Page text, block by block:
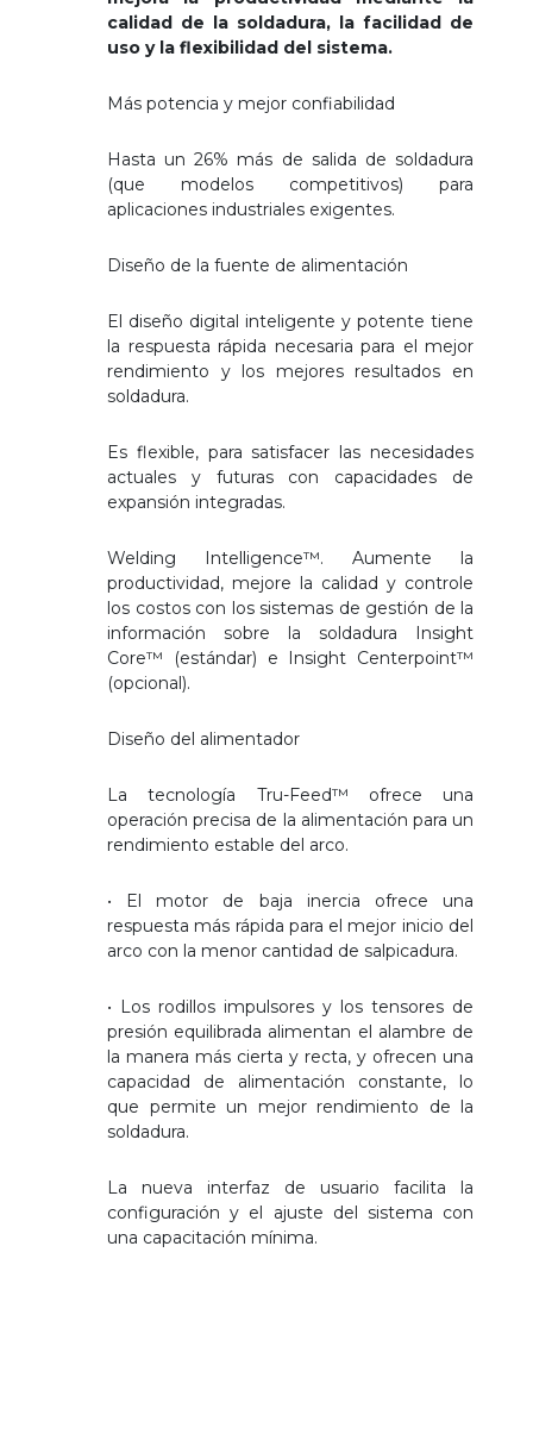
calidad de la soldadura, la facilidad de
uso y la flexibilidad del sistema.
Más potencia y mejor confiabilidad
Hasta un 26% más de salida de soldadura
(que modelos competitivos) para
aplicaciones industriales exigentes.
Diseño de la fuente de alimentación
El diseño digital inteligente y potente tiene
la respuesta rápida necesaria para el mejor
rendimiento y los mejores resultados en
soldadura.
Es flexible, para satisfacer las necesidades
actuales y futuras con capacidades de
expansión integradas.
Welding Intelligence™. Aumente la
productividad, mejore la calidad y controle
los costos con los sistemas de gestión de la
información sobre la soldadura Insight
Core™ (estándar) e Insight Centerpoint™
(opcional).
Diseño del alimentador
La tecnología Tru-Feed™ ofrece una
operación precisa de la alimentación para un
rendimiento estable del arco.
• El motor de baja inercia ofrece una
respuesta más rápida para el mejor inicio del
arco con la menor cantidad de salpicadura.
• Los rodillos impulsores y los tensores de
presión equilibrada alimentan el alambre de
la manera más cierta y recta, y ofrecen una
capacidad de alimentación constante, lo
que permite un mejor rendimiento de la
soldadura.
La nueva interfaz de usuario facilita la
configuración y el ajuste del sistema con
una capacitación mínima.